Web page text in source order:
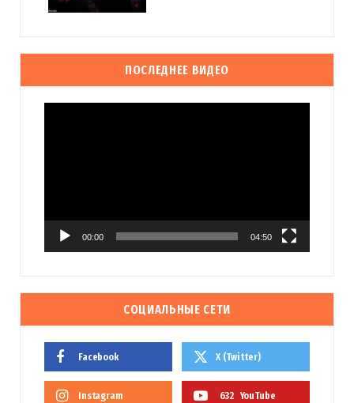
ПОСЛЕДНЕЕ ВИДЕО
00:00 04:50
СОЦИАЛЬНЫЕ СЕТИ
Facebook X (Twitter)
Instagram 632 YouTube